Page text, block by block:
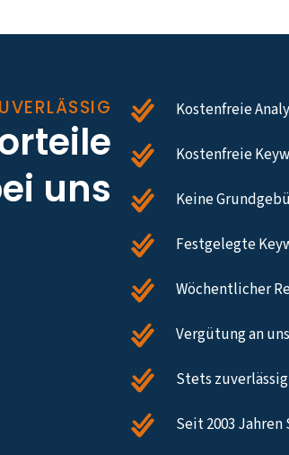
uns
Kostenfreie
Kostenfreie
Keine
Festgelegte
Wöchentlicher
Vergütung an
Stets
Seit 2003